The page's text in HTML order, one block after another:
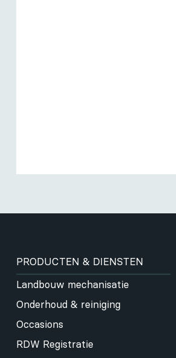
PRODUCTEN & DIENSTEN
Landbouw mechanisatie
Onderhoud & reiniging
Occasions
RDW Registratie